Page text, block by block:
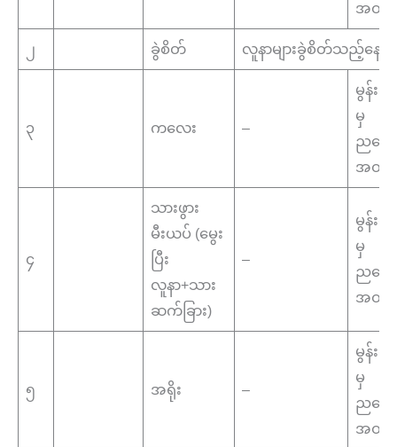
အထိ
၂ ခွဲစိတ် လူနာများခွဲစိတ်သည့်‌နေ့
၃ ကလေး –
မွန်းလွဲ
မှ
ညနေ(
အထိ
၄
သားဖွား
မီးယပ် (မွေး
ပြီး
လူနာ+သား
ဆက်ခြား)
–
မွန်းလွဲ
မှ
ညနေ(
အထိ
၅ အရိုး –
မွန်းလွဲ
မှ
ညနေ(
အထိ